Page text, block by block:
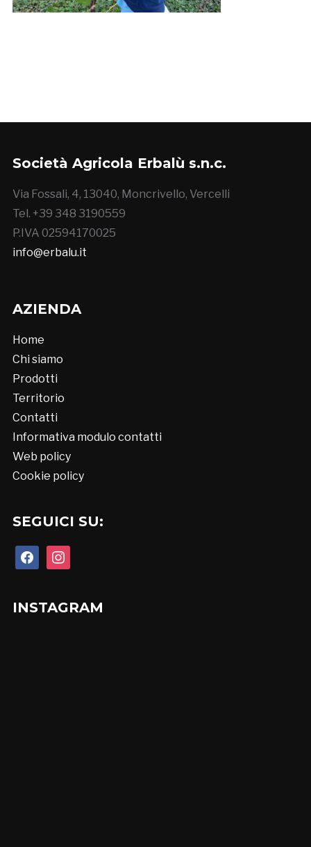
Società Agricola Erbalù s.n.c.
Via Fossali, 4, 13040, Moncrivello, Vercelli
Tel. +39 348 3190559
P.IVA 02594170025
info@erbalu.it
AZIENDA
Home
Chi siamo
Prodotti
Territorio
Contatti
Informativa modulo contatti
Web policy
Cookie policy
SEGUICI SU:
facebookinstagram
INSTAGRAM